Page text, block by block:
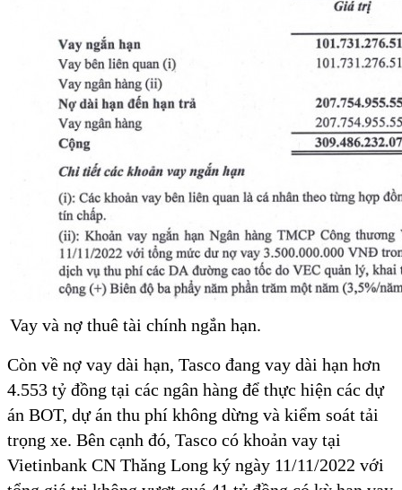
Vay và nợ thuê tài chính ngắn hạn.
Còn về nợ vay dài hạn, Tasco đang vay dài hạn hơn
4.553 tỷ đồng tại các ngân hàng để thực hiện các dự
án BOT, dự án thu phí không dừng và kiểm soát tải
trọng xe. Bên cạnh đó, Tasco có khoản vay tại
Vietinbank CN Thăng Long ký ngày 11/11/2022 với